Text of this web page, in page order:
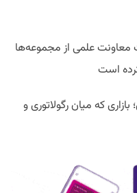
علمی از مجموعه‌ها
است
که میان رگولاتوری و